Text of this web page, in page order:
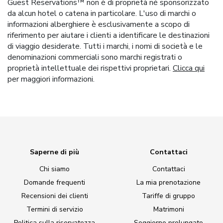
Guest Reservations™ non è di proprietà né sponsorizzato
da alcun hotel o catena in particolare. L'uso di marchi o
informazioni alberghiere è esclusivamente a scopo di
riferimento per aiutare i clienti a identificare le destinazioni
di viaggio desiderate. Tutti i marchi, i nomi di società e le
denominazioni commerciali sono marchi registrati o
proprietà intellettuale dei rispettivi proprietari. Clicca qui
per maggiori informazioni.
Saperne di più
Chi siamo
Domande frequenti
Recensioni dei clienti
Termini di servizio
Contattaci
Contattaci
La mia prenotazione
Tariffe di gruppo
Matrimoni